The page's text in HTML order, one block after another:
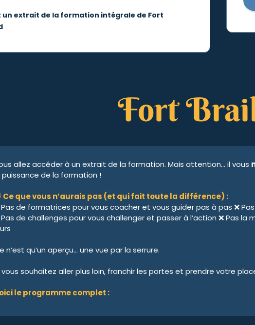
un extrait de la formation intégrale de Fort
Fort
allez accéder à un extrait de la formation. Mais attention… il vous
puissance de la formation !
Ce que vous n’aurais pas (et qui fait toute la différence) :
Pas de formatrices pour vous coacher et vous guider pas à pas ❌
Pas de challenges pour vous challenger et passer à l’action ❌ Pas
n’est qu’un aperçu… une vue par la serrure.
vous souhaitez aller plus loin, franchir les portes et prendre votre
le programme complet :